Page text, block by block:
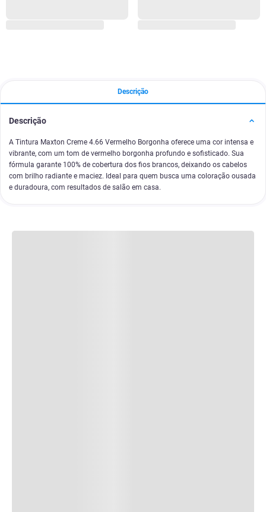
Descrição
Descrição
A Tintura Maxton Creme 4.66 Vermelho Borgonha oferece uma cor intensa e
vibrante, com um tom de vermelho borgonha profundo e sofisticado. Sua
fórmula garante 100% de cobertura dos fios brancos, deixando os cabelos
com brilho radiante e maciez. Ideal para quem busca uma coloração ousada
e duradoura, com resultados de salão em casa.